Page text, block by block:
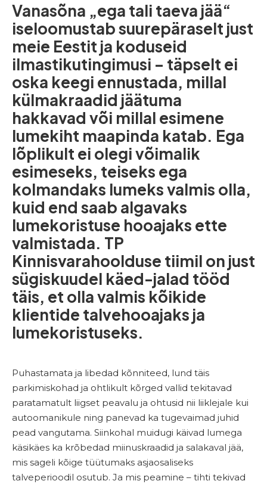
Vanasõna „ega tali taeva jää“
iseloomustab suurepäraselt just
meie Eestit ja koduseid
ilmastikutingimusi – täpselt ei
oska keegi ennustada, millal
külmakraadid jäätuma
hakkavad või millal esimene
lumekiht maapinda katab. Ega
lõplikult ei olegi võimalik
esimeseks, teiseks ega
kolmandaks lumeks valmis olla,
kuid end saab algavaks
lumekoristuse hooajaks ette
valmistada. TP
Kinnisvarahoolduse tiimil on just
sügiskuudel käed-jalad tööd
täis, et olla valmis kõikide
klientide talvehooajaks ja
lumekoristuseks.
Puhastamata ja libedad kõnniteed, lund täis
parkimiskohad ja ohtlikult kõrged vallid tekitavad
paratamatult liigset peavalu ja ohtusid nii liiklejale kui
autoomanikule ning panevad ka tugevaimad juhid
pead vangutama. Siinkohal muidugi käivad lumega
käsikäes ka krõbedad miinuskraadid ja salakaval jää,
mis sageli kõige tüütumaks asjaosaliseks
talveperioodil osutub. Ja mis peamine – tihti tekivad